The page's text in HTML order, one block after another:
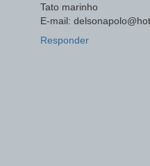
Tato marinho
E-mail:
Responder